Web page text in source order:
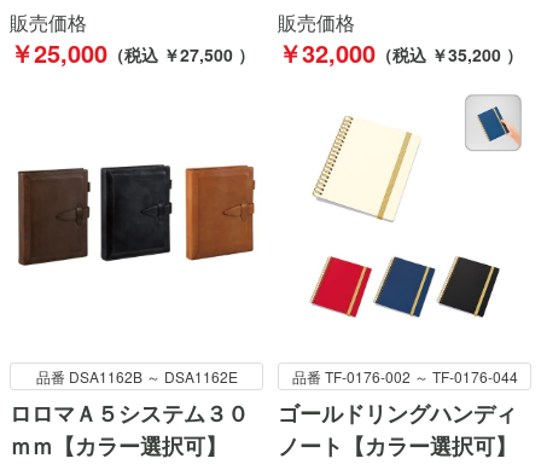
販売価格
￥25,000 （税込 ￥27,500 ）
販売価格
￥32,000 （税込 ￥35,200 ）
品番 DSA1162B ～ DSA1162E
ロロマＡ５システム３０
ｍｍ【カラー選択可】
品番 TF-0176-002 ～ TF-0176-044
ゴールドリングハンディ
ノート【カラー選択可】